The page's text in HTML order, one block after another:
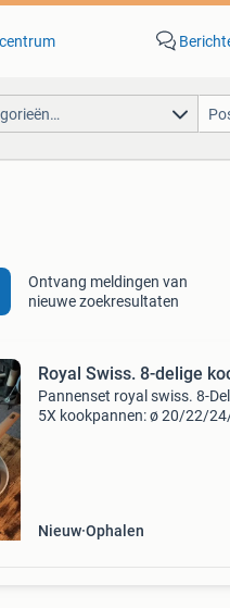
Ontvang meldingen van
nieuwe zoekresultaten
Royal Swiss. 8-delige
Pannenset royal swiss. 8-
5X kookpannen: ø 20/22/
Nieuw Ophalen